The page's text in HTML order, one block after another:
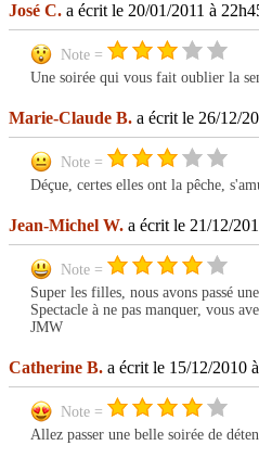
José C. a écrit le 20/01/2011 à
Note =
Une soirée qui vous fait oublier la
Marie-Claude B. a écrit le 26/12/
Note =
Déçue, certes elles ont la pêche,
Jean-Michel W. a écrit le 21/12/
Note =
Super les filles, nous avons passé
Spectacle à ne pas manquer, vous
JMW
Catherine B. a écrit le 15/12/2010
Note =
Allez passer une belle soirée de